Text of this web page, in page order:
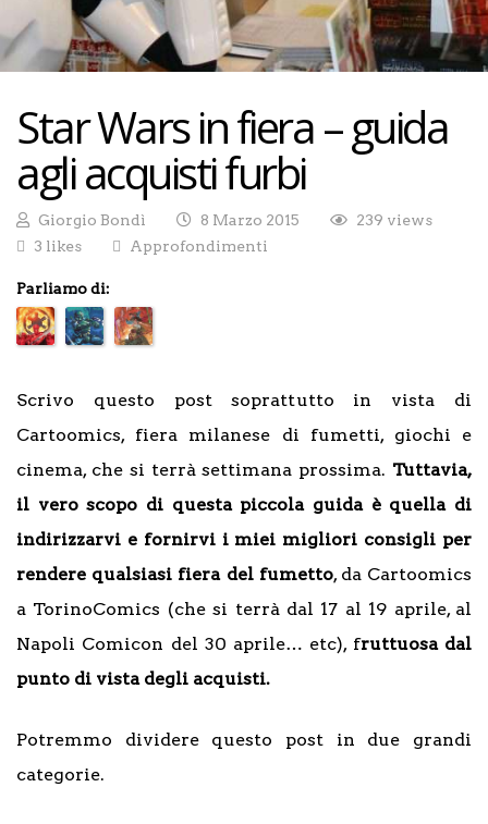
Star Wars in fiera – guida
agli acquisti furbi
Giorgio Bondì 8 Marzo 2015
239 views
3 likes
Approfondimenti
Parliamo di:
Scrivo questo post soprattutto in vista di
Cartoomics, fiera milanese di fumetti, giochi e
cinema, che si terrà settimana prossima. Tuttavia,
il vero scopo di questa piccola guida è quella di
indirizzarvi e fornirvi i miei migliori consigli per
rendere qualsiasi fiera del fumetto, da Cartoomics
a TorinoComics (che si terrà dal 17 al 19 aprile, al
Napoli Comicon del 30 aprile… etc), fruttuosa dal
punto di vista degli acquisti.
Potremmo dividere questo post in due grandi
categorie.